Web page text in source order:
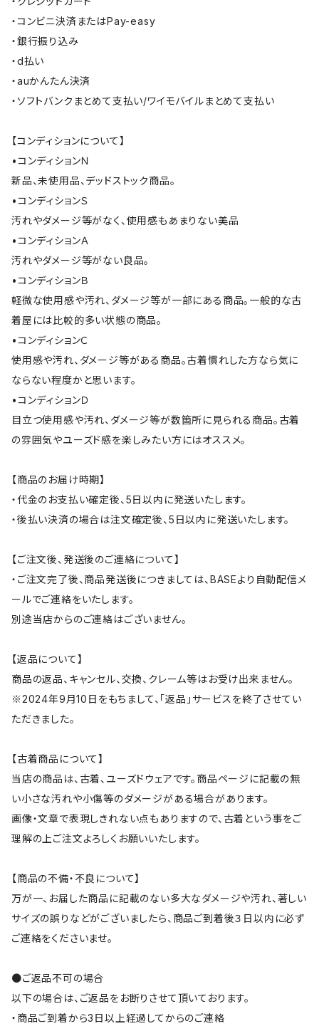
・コンビニ決済またはPay-easy
・銀行振り込み
・d払い
・auかんたん決済
・ソフトバンクまとめて支払い/ワイモバイルまとめて支払い
【コンディションについて】
•コンディションＮ
新品、未使用品、デッドストック商品。
•コンディションＳ
汚れやダメージ等がなく、使用感もあまりない美品
•コンディションＡ
汚れやダメージ等がない良品。
•コンディションＢ
軽微な使用感や汚れ、ダメージ等が一部にある商品。一般的な古
着屋には比較的多い状態の商品。
•コンディションＣ
使用感や汚れ、ダメージ等がある商品。古着慣れした方なら気に
ならない程度かと思います。
•コンディションＤ
目立つ使用感や汚れ、ダメージ等が数箇所に見られる商品。古着
の雰囲気やユーズド感を楽しみたい方にはオススメ。
【商品のお届け時期】
・代金のお支払い確定後、5日以内に発送いたします。
・後払い決済の場合は注文確定後、5日以内に発送いたします。
【ご注文後、発送後のご連絡について】
・ご注文完了後、商品発送後につきましては、BASEより自動配信メ
ールでご連絡をいたします。
別途当店からのご連絡はございません。
【返品について】
商品の返品、キャンセル、交換、クレーム等はお受け出来ません。
※2024年9月10日をもちまして、「返品」サービスを終了させてい
ただきました。
【古着商品について】
当店の商品は、古着、ユーズドウェアです。商品ページに記載の無
い小さな汚れや小傷等のダメージがある場合があります。
画像・文章で表現しきれない点もありますので、古着という事をご
理解の上ご注文よろしくお願いいたします。
【商品の不備・不良について】
万が一、お届した商品に記載のない多大なダメージや汚れ、著しい
サイズの誤りなどがございましたら、商品ご到着後３日以内に必ず
ご連絡をくださいませ。
●ご返品不可の場合
以下の場合は、ご返品をお断りさせて頂いております。
・商品ご到着から3日以上経過してからのご連絡